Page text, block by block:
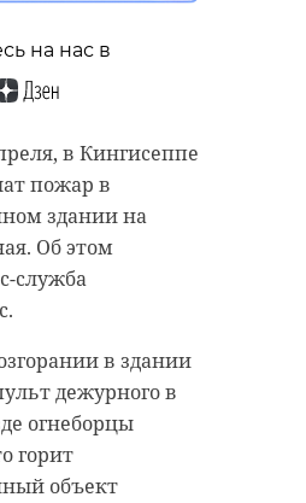
на нас в
в Кингисеппе
пожар в
здании на
Об этом
служба
в здании
дежурного в
огнеборцы
горит
объект